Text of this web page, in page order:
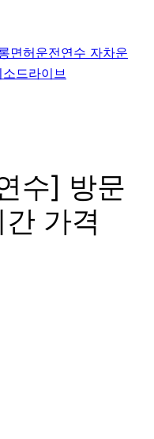
면허운전연수 자차운
드라이브
수] 방문
가격